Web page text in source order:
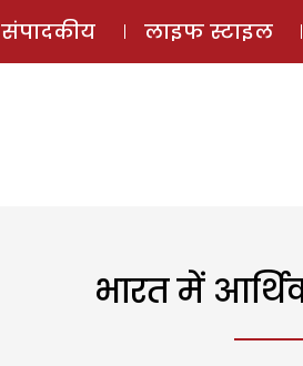
संपादकीय लाइफ स्टाइल
भारत में